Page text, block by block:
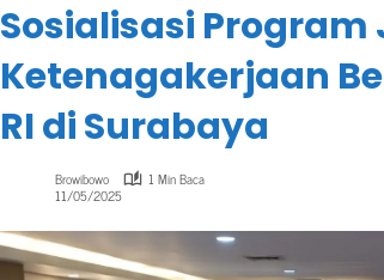
Sosialisasi
Ketenagakerjaan
RI di Surabaya
Browibowo 1 Min Baca
11/05/2025